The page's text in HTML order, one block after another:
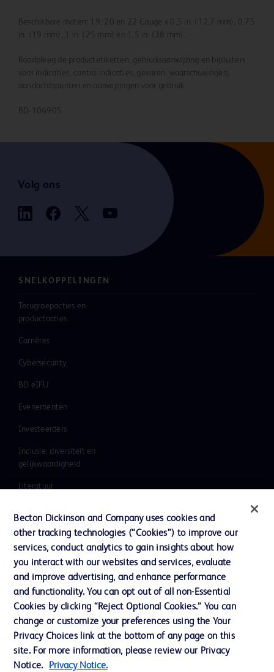
Beschikbare maten: 19, 20 en 22 Gauge x 0,5 in. (12,7 mm), 0,75
in. (19 mm), 1 in. (25 mm) en 1,5 in. (38 mm).
Raadpleeg de productetiketten, gebruiksaanwijzing en bijsluiters
voor indicaties, contra-indicaties, gevaren, waarschuwingen,
aandachtspunten en aanwijzingen voor gebruik.
BD-104905
Volg ons
SNELKOPPELINGEN
Terugroepacties en
productacties
Carrières
Cybersecurity
BD eIFU
Evenementen
Investeerders
Inclusie, diversiteit en
gelijkwaardigheid
Literatuur
Ons bedrijf
Ethics & Compliance
Ondersteuning
Contact met ons opnemen
Cookievoorkeuren
Privacybeleid
Becton Dickinson and Company uses cookies and
other tracking technologies (“Cookies”) to improve our
services, conduct analytics to gain insights about how
you interact with our websites and services, evaluate
and improve advertising, and enhance performance
and functionality. You can opt out of all non-Essential
Cookies by clicking “Reject Optional Cookies.” You can
change or customize your preferences using the Your
Privacy Choices link at the bottom of any page on this
site. For more information, please review our Privacy
Notice.
Privacy Notice.